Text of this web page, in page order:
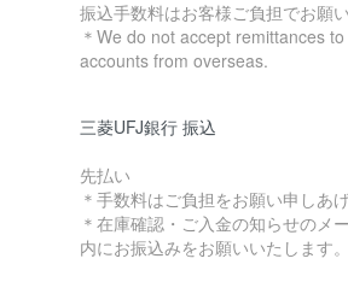
振込手数料はお客様ご負担でお願
＊We do not accept remittances
accounts from overseas.
三菱UFJ銀行 振込
先払い
＊手数料はご負担をお願い申しあげ
＊在庫確認・ご入金の知らせのメ
内にお振込みをお願いいたします。